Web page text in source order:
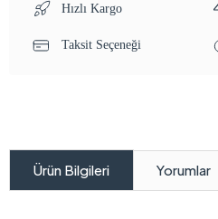
Hızlı Kargo
Taksit Seçeneği
Ürün Bilgileri Yorumlar